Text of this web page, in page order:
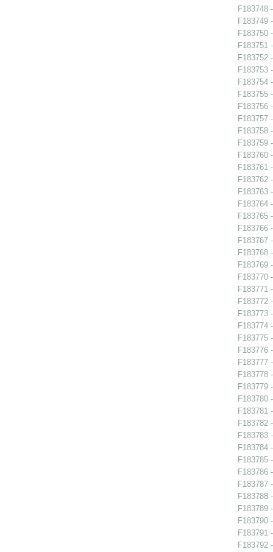
F183748
F183749
F183750
F183751
F183752
F183753
F183754
F183755
F183756
F183757
F183758
F183759
F183760
F183761
F183762
F183763
F183764
F183765
F183766
F183767
F183768
F183769
F183770
F183771
F183772
F183773
F183774
F183775
F183776
F183777
F183778
F183779
F183780
F183781
F183782
F183783
F183784
F183785
F183786
F183787
F183788
F183789
F183790
F183791
F183792